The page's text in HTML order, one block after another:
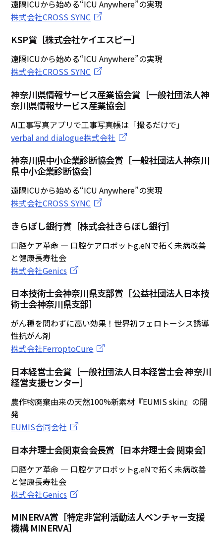
遠隔ICUから始める“ICU Anywhere”の実現
株式会社CROSS SYNC
KSP賞［株式会社ケイエスピー］
遠隔ICUから始める“ICU Anywhere”の実現
株式会社CROSS SYNC
神奈川県情報サービス産業協会賞［一般社団法人神
奈川県情報サービス産業協会］
AI工事写真アプリで工事写真帳は「撮るだけで」
verbal and dialogue株式会社
神奈川県中小企業診断協会賞［一般社団法人神奈川
県中小企業診断協会］
遠隔ICUから始める“ICU Anywhere”の実現
株式会社CROSS SYNC
きらぼし銀行賞［株式会社きらぼし銀行］
口腔ケア革命 ― 口腔ケアロボットg.eNで拓く未病改善
と健康長寿社会
株式会社Genics
日本技術士会神奈川県支部賞［公益社団法人日本技
術士会神奈川県支部］
がん種を問わずに高い効果！世界初フェロトーシス誘導
性抗がん剤
株式会社FerroptoCure
日本経営士会賞［一般社団法人日本経営士会 神奈川
経営支援センター］
農作物廃棄由来の天然100%新素材『EUMIS skin』の開
発
EUMIS合同会社
日本弁理士会関東会会長賞［日本弁理士会 関東会］
口腔ケア革命 ― 口腔ケアロボットg.eNで拓く未病改善
と健康長寿社会
株式会社Genics
MINERVA賞［特定非営利活動法人ベンチャー支援
機構 MINERVA］